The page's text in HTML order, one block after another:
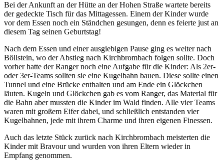
Bei der Ankunft an der Hütte an der Hohen Straße wartete bereits
der gedeckte Tisch für das Mittagessen. Einem der Kinder wurde
vor dem Essen noch ein Ständchen gesungen, denn es feierte just an
diesem Tag seinen Geburtstag!
Nach dem Essen und einer ausgiebigen Pause ging es weiter nach
Böllstein, wo der Abstieg nach Kirchbrombach folgen sollte. Doch
vorher hatte der Ranger noch eine Aufgabe für die Kinder: Als 2er-
oder 3er-Teams sollten sie eine Kugelbahn bauen. Diese sollte einen
Tunnel und eine Brücke enthalten und am Ende ein Glöckchen
läuten. Kugeln und Glöckchen gab es vom Ranger, das Material für
die Bahn aber mussten die Kinder im Wald finden. Alle vier Teams
waren mit großem Eifer dabei, und schließlich entstanden vier
Kugelbahnen, jede mit ihrem Charme und ihren eigenen Finessen.
Auch das letzte Stück zurück nach Kirchbrombach meisterten die
Kinder mit Bravour und wurden von ihren Eltern wieder in
Empfang genommen.